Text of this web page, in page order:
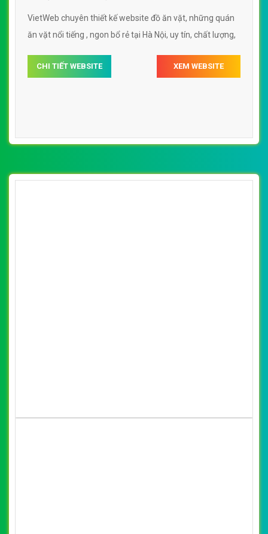
By: VietWebGroup.Vn Lượt xem: 22810
VietWeb chuyên thiết kế website đồ ăn vặt dưới 20k,
ngon miệng tại Hà Nội, uy tín, chất lượng, giá rẻ